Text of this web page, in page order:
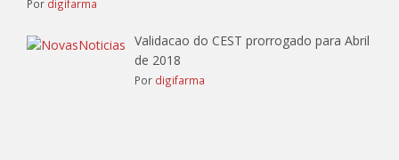
Por digifarma
Validacao do CEST prorrogado para Abril
de 2018
Por digifarma